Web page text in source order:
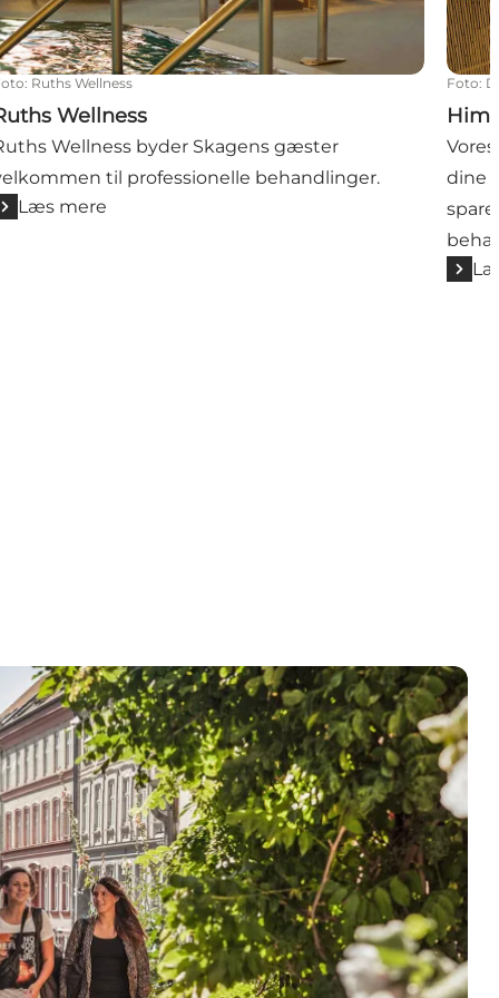
: Ruths Wellness
Wellness
Wellness byder Skagens gæster
til professionelle behandlinger.
Læs mere
Foto:
dine